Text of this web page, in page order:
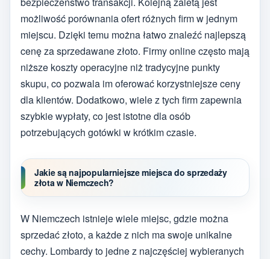
możliwość porównania ofert różnych firm w jednym
miejscu. Dzięki temu można łatwo znaleźć najlepszą
cenę za sprzedawane złoto. Firmy online często mają
niższe koszty operacyjne niż tradycyjne punkty
skupu, co pozwala im oferować korzystniejsze ceny
dla klientów. Dodatkowo, wiele z tych firm zapewnia
szybkie wypłaty, co jest istotne dla osób
potrzebujących gotówki w krótkim czasie.
Jakie są najpopularniejsze miejsca do sprzedaży
złota w Niemczech?
W Niemczech istnieje wiele miejsc, gdzie można
sprzedać złoto, a każde z nich ma swoje unikalne
cechy. Lombardy to jedne z najczęściej wybieranych